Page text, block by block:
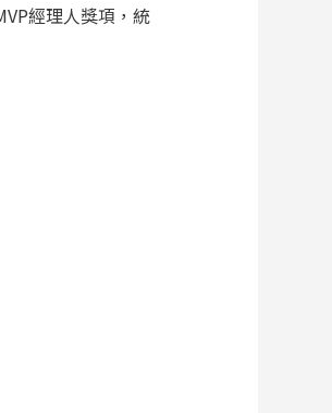
經理人獎項，統